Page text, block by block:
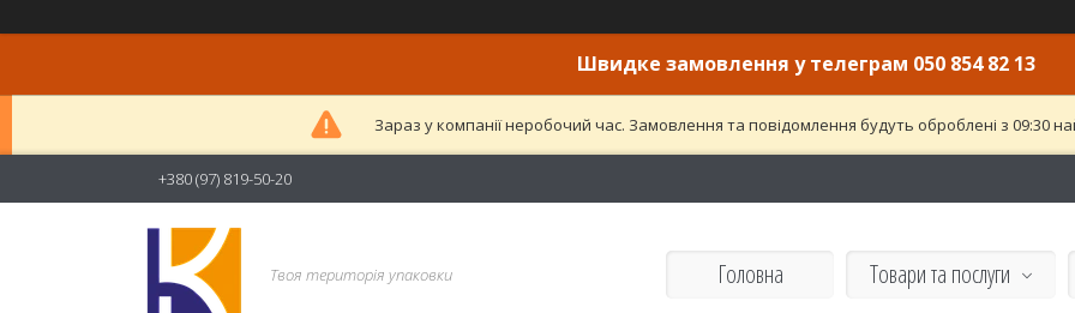
Швидке замовлення у телеграм 050 854 82 13
Зараз у компанії неробочий час. Замовлення та повідомлення будуть оброблені з 09:30
+380 (97) 819-50-20
Твоя територія упаковки Головна Товари та послуги